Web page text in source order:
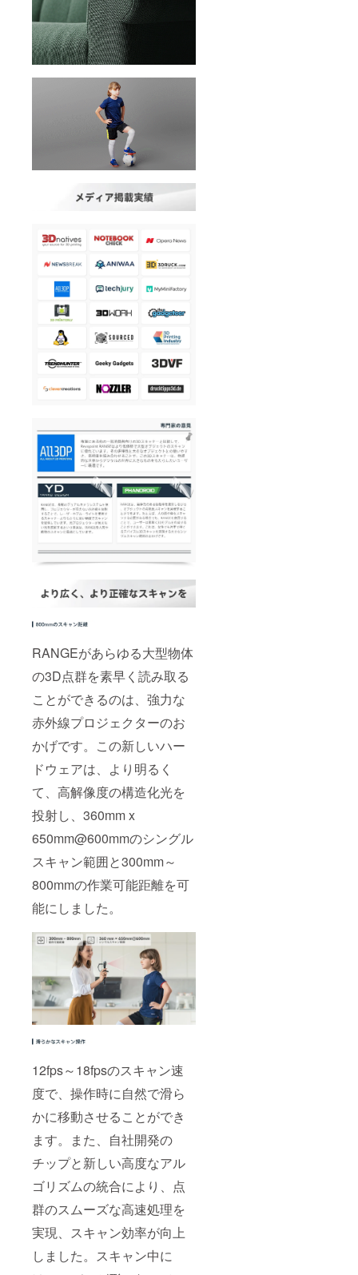
RANGEがあらゆる大型物体
の3D点群を素早く読み取る
ことができるのは、強力な
赤外線プロジェクターのお
かげです。この新しいハー
ドウェアは、より明るく
て、高解像度の構造化光を
投射し、360mm x
650mm@600mmのシングル
スキャン範囲と300mm～
800mmの作業可能距離を可
能にしました。
12fps～18fpsのスキャン速
度で、操作時に自然で滑ら
かに移動させることができ
ます。また、自社開発の
チップと新しい高度なアル
ゴリズムの統合により、点
群のスムーズな高速処理を
実現、スキャン効率が向上
しました。スキャン中に